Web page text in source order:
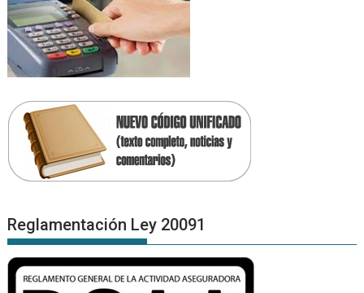
Reglamentación Ley 20091